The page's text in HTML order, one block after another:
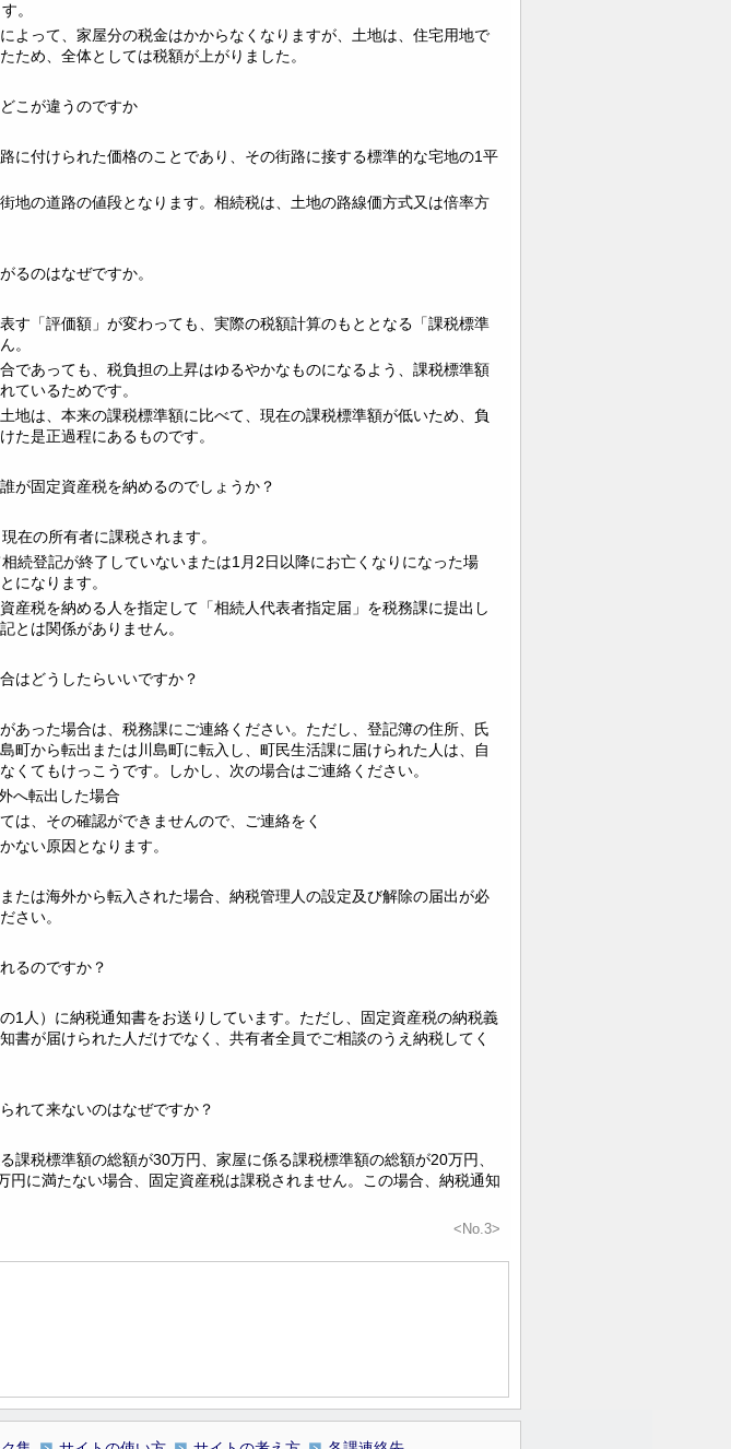
。
よって、家屋分の税金はかからなくなりますが、土地は、住宅用地で
ため、全体としては税額が上がりました。
こが違うのですか
に付けられた価格のことであり、その街路に接する標準的な宅地の1平
地の道路の値段となります。相続税は、土地の路線価方式又は倍率方
るのはなぜですか。
す「評価額」が変わっても、実際の税額計算のもととなる「課税標準
。
であっても、税負担の上昇はゆるやかなものになるよう、課税標準額
ているためです。
地は、本来の課税標準額に比べて、現在の課税標準額が低いため、負
た是正過程にあるものです。
が固定資産税を納めるのでしょうか？
在の所有者に課税されます。
続登記が終了していないまたは1月2日以降にお亡くなりになった場
になります。
産税を納める人を指定して「相続人代表者指定届」を税務課に提出し
とは関係がありません。
はどうしたらいいですか？
あった場合は、税務課にご連絡ください。ただし、登記簿の住所、氏
町から転出または川島町に転入し、町民生活課に届けられた人は、自
くてもけっこうです。しかし、次の場合はご連絡ください。
へ転出した場合
は、その確認ができませんので、ご連絡をく
ない原因となります。
たは海外から転入された場合、納税管理人の設定及び解除の届出が必
さい。
るのですか？
1人）に納税通知書をお送りしています。ただし、固定資産税の納税義
書が届けられた人だけでなく、共有者全員でご相談のうえ納税してく
れて来ないのはなぜですか？
課税標準額の総額が30万円、家屋に係る課税標準額の総額が20万円、
円に満たない場合、固定資産税は課税されません。この場合、納税通知
<No.3>